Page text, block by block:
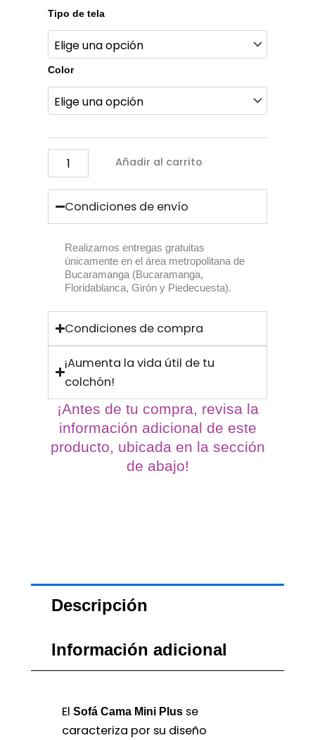
Tipo de tela
Color
Sofá
Cama
Mini
Plus
cantidad
Añadir al carrito
Condiciones de envío
Realizamos entregas gratuitas
únicamente en el área metropolitana de
Bucaramanga (Bucaramanga,
Floridablanca, Girón y Piedecuesta).
Condiciones de compra
¡Aumenta la vida útil de tu
colchón!
¡Antes de tu compra, revisa la
información adicional de este
producto, ubicada en la sección
de abajo!
Descripción
Información adicional
El Sofá Cama Mini Plus se
caracteriza por su diseño